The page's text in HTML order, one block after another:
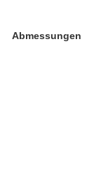
Abmessungen